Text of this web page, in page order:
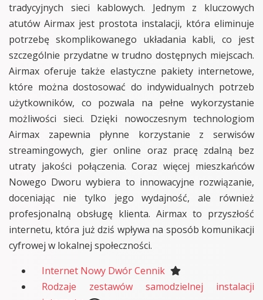
tradycyjnych sieci kablowych. Jednym z kluczowych
atutów Airmax jest prostota instalacji, która eliminuje
potrzebę skomplikowanego układania kabli, co jest
szczególnie przydatne w trudno dostępnych miejscach.
Airmax oferuje także elastyczne pakiety internetowe,
które można dostosować do indywidualnych potrzeb
użytkowników, co pozwala na pełne wykorzystanie
możliwości sieci. Dzięki nowoczesnym technologiom
Airmax zapewnia płynne korzystanie z serwisów
streamingowych, gier online oraz pracę zdalną bez
utraty jakości połączenia. Coraz więcej mieszkańców
Nowego Dworu wybiera to innowacyjne rozwiązanie,
doceniając nie tylko jego wydajność, ale również
profesjonalną obsługę klienta. Airmax to przyszłość
internetu, która już dziś wpływa na sposób komunikacji
cyfrowej w lokalnej społeczności.
Internet Nowy Dwór Cennik
Rodzaje zestawów samodzielnej instalacji